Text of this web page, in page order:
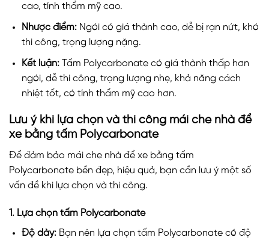
cao, tính thẩm mỹ cao.
Nhược điểm:Ngói có giá thành cao, dễ bị rạn nứt, khó
thi công, trọng lượng nặng.
Kết luận:Tấm Polycarbonate có giá thành thấp hơn
ngói, dễ thi công, trọng lượng nhẹ, khả năng cách
nhiệt tốt, có tính thẩm mỹ cao hơn.
Lưu ý khi lựa chọn và thi công mái che nhà để
xe bằng tấm Polycarbonate
Để đảm bảo mái che nhà để xe bằng tấm
Polycarbonate bền đẹp, hiệu quả, bạn cần lưu ý một số
vấn đề khi lựa chọn và thi công.
1. Lựa chọn tấm Polycarbonate
Độ dày:Bạn nên lựa chọn tấm Polycarbonate có độ